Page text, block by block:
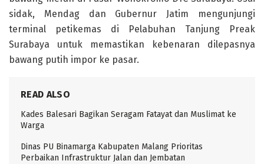
sidak, Mendag dan Gubernur Jatim mengunjungi
terminal petikemas di Pelabuhan Tanjung Preak
Surabaya untuk memastikan kebenaran dilepasnya
bawang putih impor ke pasar.
READ ALSO
Kades Balesari Bagikan Seragam Fatayat dan Muslimat ke
Warga
Dinas PU Binamarga Kabupaten Malang Prioritas
Perbaikan Infrastruktur Jalan dan Jembatan